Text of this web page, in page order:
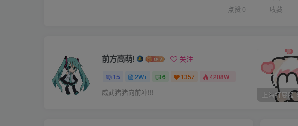
“既然是你祖母准你来的，必有修书，拿来与我看看。§岳飞正言问
一直畏惧父亲的威严，心慌意乱的编出谎言，说得结结巴巴。
“岳云，抬起头来，看着我的眼睛。§
点赞 0 收藏
前方高萌! 关注
15 2W+ 6 1357 4208W+
威武猪猪向前冲!!! 上海打屁股